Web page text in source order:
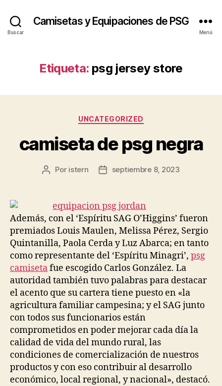
Buscar
Camisetas y Equipaciones de PSG
Menú
Etiqueta: psg jersey store
Categorías
UNCATEGORIZED
camiseta de psg negra
Autor
entrada
Por istern
Fecha
entrada
septiembre 8, 2023
Además, con el ‘Espíritu SAG O’Higgins’ fueron
premiados Louis Maulen, Melissa Pérez, Sergio
Quintanilla, Paola Cerda y Luz Abarca; en tanto
como representante del ‘Espíritu Minagri’, psg
camisetafue escogido Carlos González. La
autoridad también tuvo palabras para destacar
el acento que su cartera tiene puesto en «la
agricultura familiar campesina; y el SAG junto
con todos sus funcionarios están
comprometidos en poder mejorar cada día la
calidad de vida del mundo rural, las
condiciones de comercialización de nuestros
productos y con eso contribuir al desarrollo
económico, local regional, y nacional», destacó.